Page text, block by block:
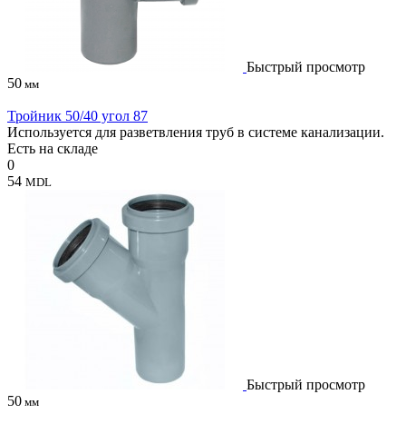
Быстрый просмотр
50 мм
Тройник 50/40 угол 87
Используется для разветвления труб в системе канализации.
Есть на складе
0
54 MDL
Быстрый просмотр
50 мм